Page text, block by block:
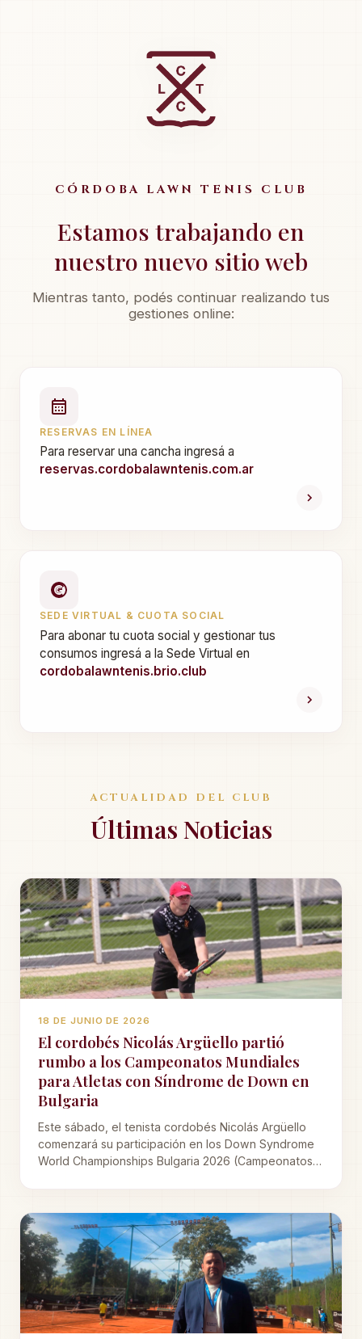
CÓRDOBA LAWN TENIS CLUB
Estamos trabajando en
nuestro nuevo sitio web
Mientras tanto, podés continuar realizando tus
gestiones online:
RESERVAS EN LÍNEA
Para reservar una cancha ingresá a
reservas.cordobalawntenis.com.ar
SEDE VIRTUAL & CUOTA SOCIAL
Para abonar tu cuota social y gestionar tus
consumos ingresá a la Sede Virtual en
cordobalawntenis.brio.club
ACTUALIDAD DEL CLUB
Últimas Noticias
18 DE JUNIO DE 2026
El cordobés Nicolás Argüello partió
rumbo a los Campeonatos Mundiales
para Atletas con Síndrome de Down en
Bulgaria
Este sábado, el tenista cordobés Nicolás Argüello
comenzará su participación en los Down Syndrome
World Championships Bulgaria 2026 (Campeonatos